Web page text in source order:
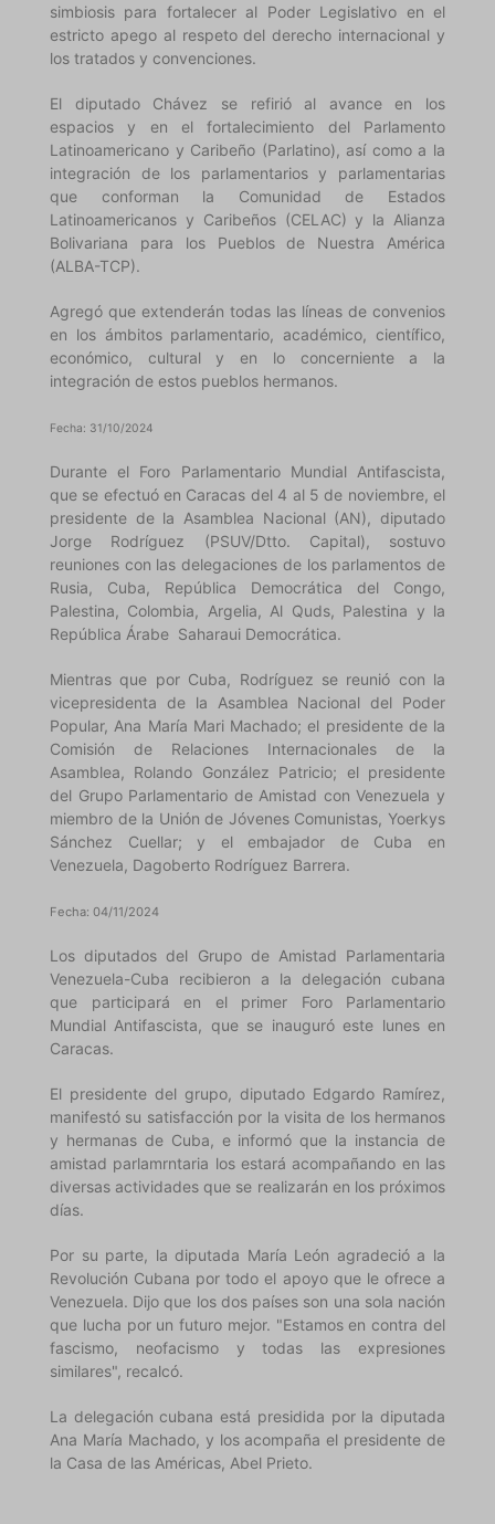
simbiosis para fortalecer al Poder Legislativo en el
estricto apego al respeto del derecho internacional y
los tratados y convenciones.
El diputado Chávez se refirió al avance en los
espacios y en el fortalecimiento del Parlamento
Latinoamericano y Caribeño (Parlatino), así como a la
integración de los parlamentarios y parlamentarias
que conforman la Comunidad de Estados
Latinoamericanos y Caribeños (CELAC) y la Alianza
Bolivariana para los Pueblos de Nuestra América
(ALBA-TCP).
Agregó que extenderán todas las líneas de convenios
en los ámbitos parlamentario, académico, científico,
económico, cultural y en lo concerniente a la
integración de estos pueblos hermanos.
Fecha: 31/10/2024
Durante el Foro Parlamentario Mundial Antifascista,
que se efectuó en Caracas del 4 al 5 de noviembre, el
presidente de la Asamblea Nacional (AN), diputado
Jorge Rodríguez (PSUV/Dtto. Capital), sostuvo
reuniones con las delegaciones de los parlamentos de
Rusia, Cuba, República Democrática del Congo,
Palestina, Colombia, Argelia, Al Quds, Palestina y la
República Árabe Saharaui Democrática.
Mientras que por Cuba, Rodríguez se reunió con la
vicepresidenta de la Asamblea Nacional del Poder
Popular, Ana María Mari Machado; el presidente de la
Comisión de Relaciones Internacionales de la
Asamblea, Rolando González Patricio; el presidente
del Grupo Parlamentario de Amistad con Venezuela y
miembro de la Unión de Jóvenes Comunistas, Yoerkys
Sánchez Cuellar; y el embajador de Cuba en
Venezuela, Dagoberto Rodríguez Barrera.
Fecha: 04/11/2024
Los diputados del Grupo de Amistad Parlamentaria
Venezuela-Cuba recibieron a la delegación cubana
que participará en el primer Foro Parlamentario
Mundial Antifascista, que se inauguró este lunes en
Caracas.
El presidente del grupo, diputado Edgardo Ramírez,
manifestó su satisfacción por la visita de los hermanos
y hermanas de Cuba, e informó que la instancia de
amistad parlamrntaria los estará acompañando en las
diversas actividades que se realizarán en los próximos
días.
Por su parte, la diputada María León agradeció a la
Revolución Cubana por todo el apoyo que le ofrece a
Venezuela. Dijo que los dos países son una sola nación
que lucha por un futuro mejor. "Estamos en contra del
fascismo, neofacismo y todas las expresiones
similares", recalcó.
La delegación cubana está presidida por la diputada
Ana María Machado, y los acompaña el presidente de
la Casa de las Américas, Abel Prieto.